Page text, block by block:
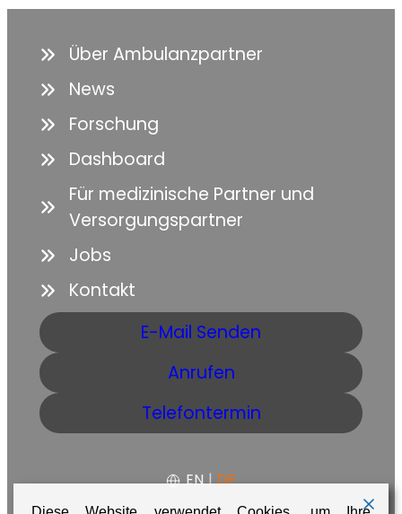
Über Ambulanzpartner
News
Forschung
Dashboard
Für medizinische Partner und
Versorgungspartner
Jobs
Kontakt
E-Mail Senden
Anrufen
Telefontermin
EN | DE